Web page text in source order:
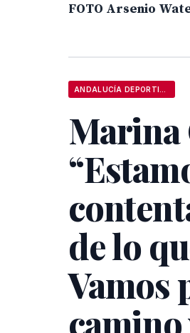
FOTO Arsenio
Marina
de lo
Vamos
camino